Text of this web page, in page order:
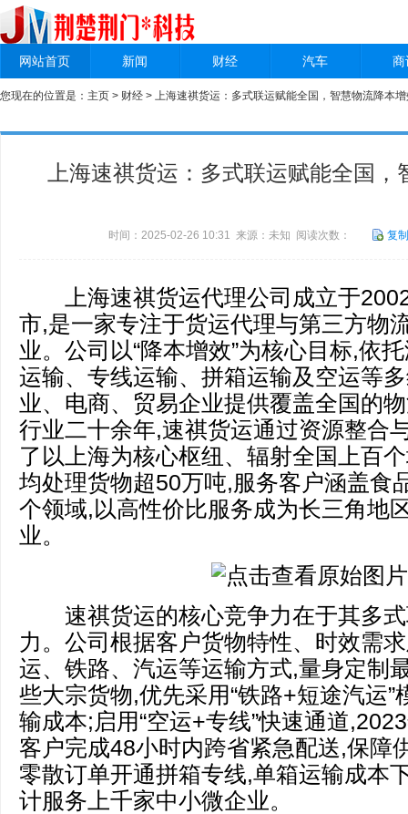
网站首页 新闻 财经 汽车
您现在的位置是： 主页 > 财经 > 上海速祺货运：多式联运赋能全国，智慧物流降本
上海速祺货运：多式联运赋能全国
时间：2025-02-26 10:31 来源：未知 阅读次数： 复
上海速祺货运代理公司成立于
市,是一家专注于货运代理与第三方物
业。公司以“降本增效”为核心目标,依
运输、专线运输、拼箱运输及空运等
业、电商、贸易企业提供覆盖全国的
行业二十余年,速祺货运通过资源整合
了以上海为核心枢纽、辐射全国上百
均处理货物超50万吨,服务客户涵盖食
个领域,以高性价比服务成为长三角地
业。
速祺货运的核心竞争力在于其多式
力。公司根据客户货物特性、时效需
运、铁路、汽运等运输方式,量身定制
些大宗货物,优先采用“铁路+短途汽运”
输成本;启用“空运+专线”快速通道
客户完成48小时内跨省紧急配送,保障
零散订单开通拼箱专线,单箱运输成本
计服务上千家中小微企业。